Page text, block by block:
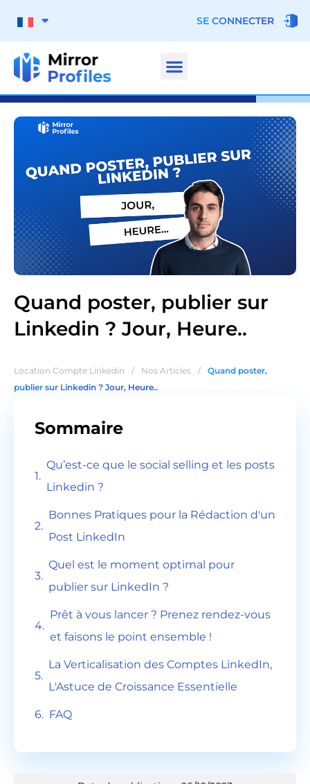
SE CONNECTER
Quand poster, publier sur
Linkedin ? Jour, Heure..
Location Compte Linkedin / Nos Articles /
Quand poster,
publier sur Linkedin ? Jour, Heure..
Sommaire
Qu’est-ce que le social selling et les posts
Linkedin ?
Bonnes Pratiques pour la Rédaction d'un
Post LinkedIn
Quel est le moment optimal pour
publier sur LinkedIn ?
Prêt à vous lancer ? Prenez rendez-vous
et faisons le point ensemble !
La Verticalisation des Comptes LinkedIn,
L'Astuce de Croissance Essentielle
FAQ